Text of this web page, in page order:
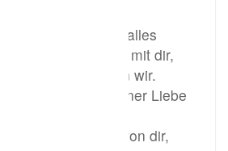
schauen, dir alles
jede Freude teilen mit dir,
überwältigen wir.
versinken, in deiner Liebe
wünsch ich mir von dir,